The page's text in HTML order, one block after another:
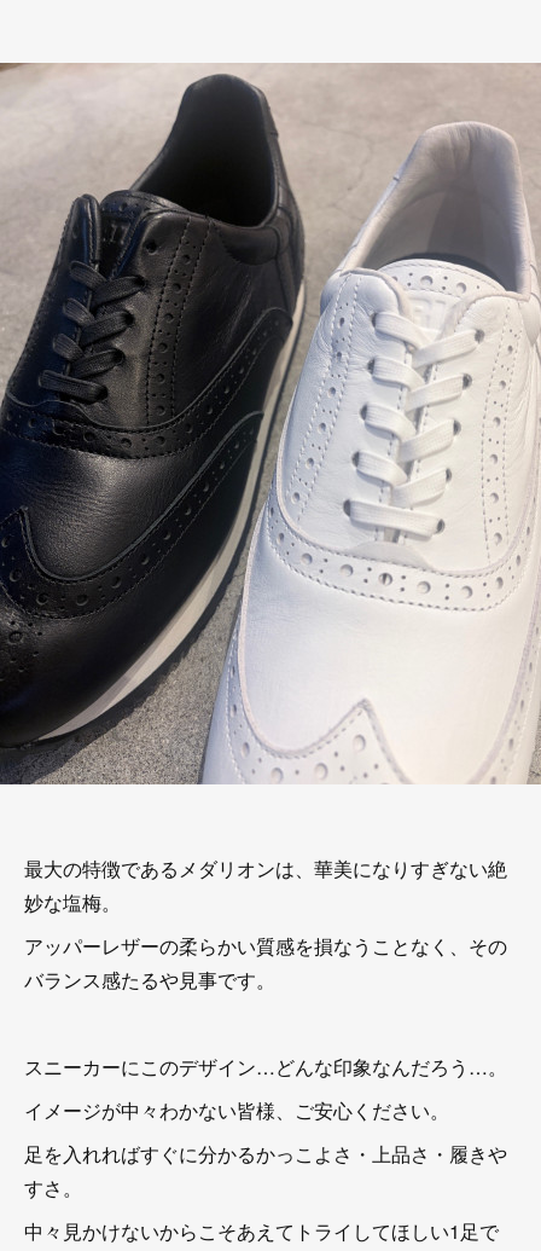
最大の特徴であるメダリオンは、華美になりすぎない絶
妙な塩梅。
アッパーレザーの柔らかい質感を損なうことなく、その
バランス感たるや見事です。
スニーカーにこのデザイン…どんな印象なんだろう…。
イメージが中々わかない皆様、ご安心ください。
足を入れればすぐに分かるかっこよさ・上品さ・履きや
すさ。
中々見かけないからこそあえてトライしてほしい1足で